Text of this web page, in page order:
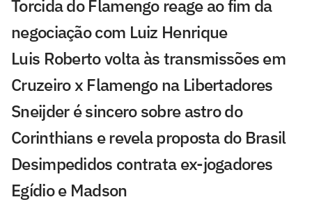
Torcida do Flamengo reage ao fim da
negociação com Luiz Henrique
Luis Roberto volta às transmissões em
Cruzeiro x Flamengo na Libertadores
Sneijder é sincero sobre astro do
Corinthians e revela proposta do Brasil
Desimpedidos contrata ex-jogadores
Egídio e Madson